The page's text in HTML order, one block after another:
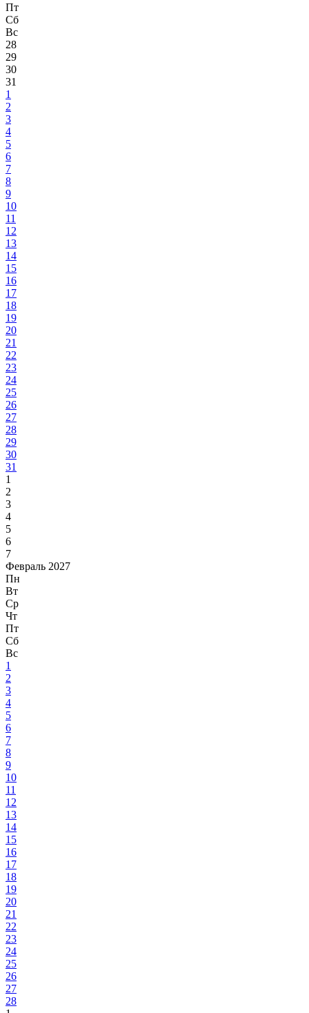
Пт
Сб
Вс
28
29
30
31
1
2
3
4
5
6
7
8
9
10
11
12
13
14
15
16
17
18
19
20
21
22
23
24
25
26
27
28
29
30
31
1
2
3
4
5
6
7
Февраль 2027
Пн
Вт
Ср
Чт
Пт
Сб
Вс
1
2
3
4
5
6
7
8
9
10
11
12
13
14
15
16
17
18
19
20
21
22
23
24
25
26
27
28